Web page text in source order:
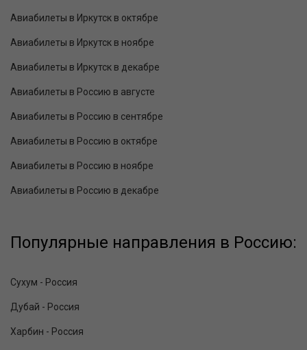
Авиабилеты в Иркутск в октябре
Авиабилеты в Иркутск в ноябре
Авиабилеты в Иркутск в декабре
Авиабилеты в Россию в августе
Авиабилеты в Россию в сентябре
Авиабилеты в Россию в октябре
Авиабилеты в Россию в ноябре
Авиабилеты в Россию в декабре
Популярные направления в Россию:
Сухум - Россия
Дубай - Россия
Харбин - Россия